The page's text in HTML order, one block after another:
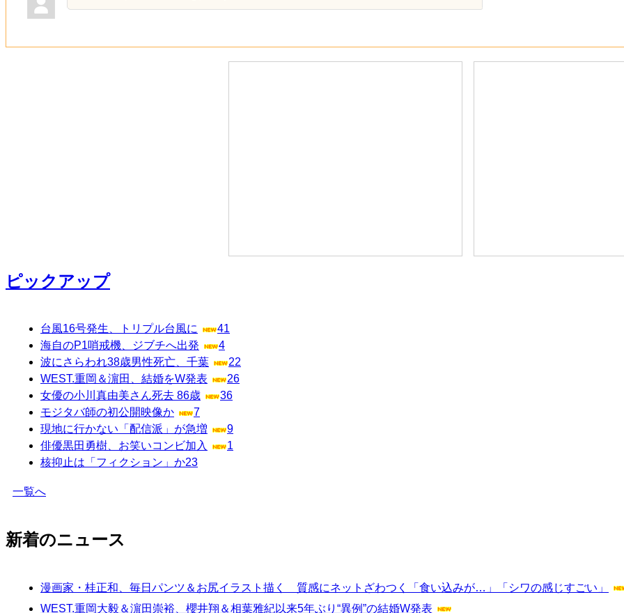
ピックアップ
台風16号発生、トリプル台風に
41
海自のP1哨戒機、ジブチへ出発
4
波にさらわれ38歳男性死亡、千葉
22
WEST.重岡＆濵田、結婚をW発表
26
女優の小川真由美さん死去 86歳
36
モジタバ師の初公開映像か
7
現地に行かない「配信派」が急増
9
俳優黒田勇樹、お笑いコンビ加入
1
核抑止は「フィクション」か23
一覧へ
新着のニュース
漫画家・桂正和、毎日パンツ＆お尻イラスト描く 質感にネットざわつく「食い込みが…」「シワの感じすごい」
WEST.重岡大毅＆濵田崇裕、櫻井翔＆相葉雅紀以来5年ぶり“異例”の結婚W発表